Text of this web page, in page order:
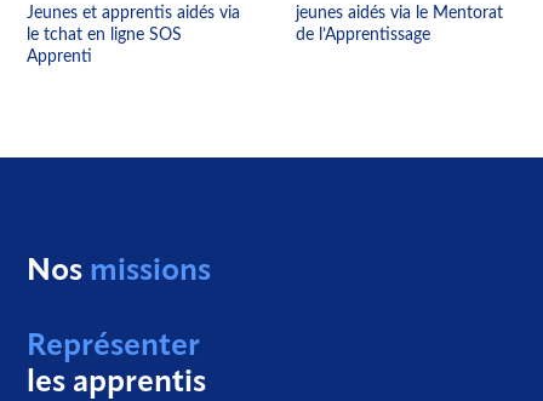
Jeunes et apprentis aidés via
le tchat en ligne SOS
Apprenti
jeunes aidés via le Mentorat
de l’Apprentissage
Nos missions
Représenter
les apprentis